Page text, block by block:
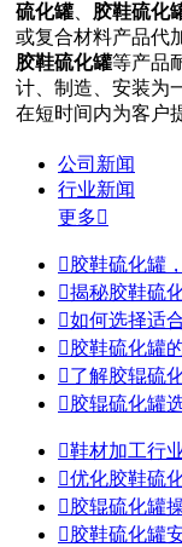
硫化罐、 胶鞋硫化
或复合材料产品代
胶鞋硫化罐等产品
计、制造、安装为
在短时间内为客户
公司新闻
行业新闻
更多
胶鞋硫化罐
揭秘胶鞋硫
如何选择适
胶鞋硫化罐
了解胶辊硫
胶辊硫化罐
鞋材加工行
优化胶鞋硫
胶辊硫化罐
胶鞋硫化罐